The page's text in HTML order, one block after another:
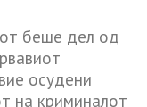
беше дел од
осудени
на криминалот